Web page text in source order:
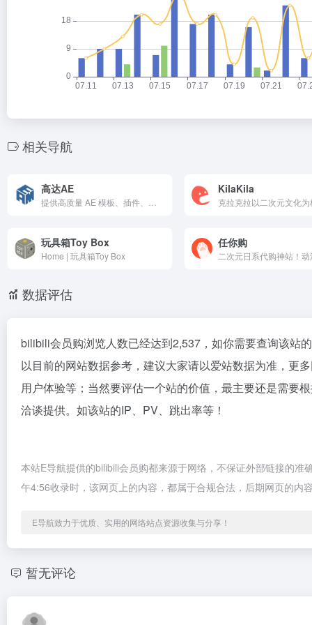
相关导航
高达AE KilaKila
玩具箱Toy Box
Home | 玩具箱Toy Box
任你购
数据评估
bilibili会员购浏览人数已经达到2,537，如你需要查询该站
以目前的网站数据参考，建议大家请以爱站数据为准，更
用户体验等；当然要评估一个站的价值，最主要还是需要
洽谈提供。如该站的IP、PV、跳出率等！
本站E导航提供的bilibili会员购都来源于网络，不保证外部链接的
午4:56收录时，该网页上的内容，都属于合规合法，后期网页的
E导航致力于优质、实用的网络站点资源收集与分享！
暂无评论